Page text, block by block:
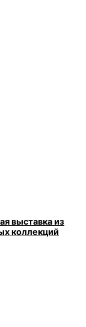
выставка из
коллекций